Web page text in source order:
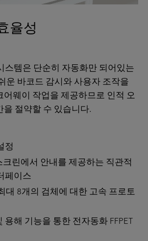
율성
스템은 단순히 자동화만 되어있는
운 바코드 감시와 사용자 조작을
어웨이 작업을 제공하므로 인적 오
을 절약할 수 있습니다.
정
린에서 안내를 제공하는 직관적
페이스
대 8개의 검체에 대한 고속 프로토
용해 기능을 통한 전자동화 FFPET